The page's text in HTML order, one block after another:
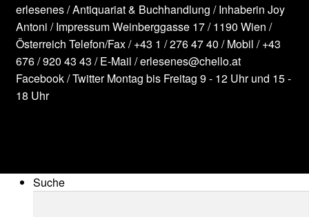
erlesenes / Antiquariat & Buchhandlung / Inhaberin Joy
Antoni /ImpressumWeinberggasse 17 / 1190 Wien /
Österreich Telefon/Fax /+43 1 / 276 47 40 / Mobil /+43
676 / 920 43 43 / E-Mail /erlesenes@chello.at
Facebook/Twitter Montag bis Freitag 9 - 12 Uhr und 15 -
18 Uhr
Suche